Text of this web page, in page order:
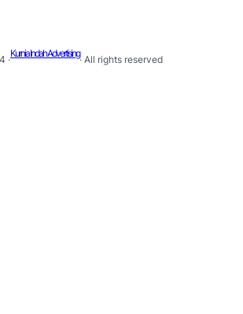
·
Kurnia Indah Advertising
· All rights reserved